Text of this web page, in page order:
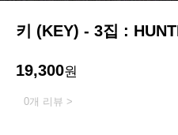
키 (KEY) - 3집 :
19,300원
0개 리뷰 >